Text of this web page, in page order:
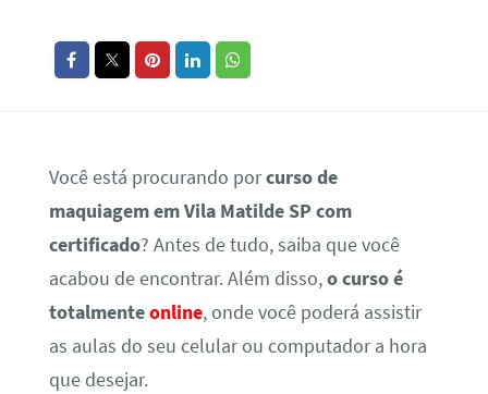
Você está procurando porcurso de
maquiagem em Vila Matilde SP com
certificado? Antes de tudo, saiba que você
acabou de encontrar. Além disso,o curso é
totalmenteonline, onde você poderá assistir
as aulas do seu celular ou computador a hora
que desejar.